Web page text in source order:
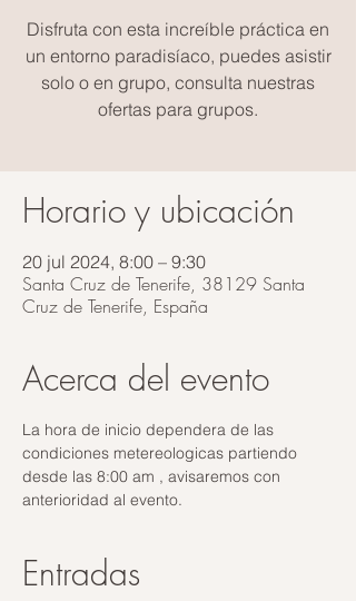
Disfruta con esta increíble práctica en
un entorno paradisíaco, puedes asistir
solo o en grupo, consulta nuestras
ofertas para grupos.
Horario y ubicación
20 jul 2024, 8:00 – 9:30
Santa Cruz de Tenerife, 38129 Santa
Cruz de Tenerife, España
Acerca del evento
La hora de inicio dependera de las
condiciones metereologicas partiendo
desde las 8:00 am , avisaremos con
anterioridad al evento.
Entradas